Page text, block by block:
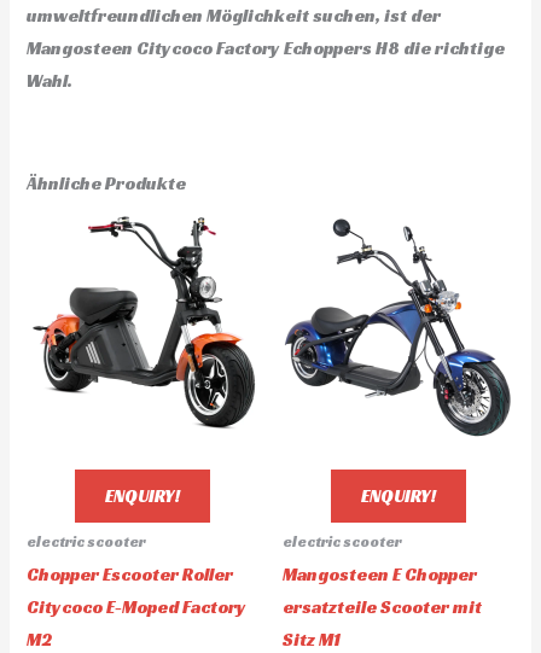
umweltfreundlichen Möglichkeit suchen, ist der
Mangosteen Citycoco Factory Echoppers H8 die richtige
Wahl.
Ähnliche Produkte
ENQUIRY!
electric scooter
Chopper Escooter Roller
Citycoco E-Moped Factory
M2
ENQUIRY!
electric scooter
Mangosteen E Chopper
ersatzteile Scooter mit
Sitz M1